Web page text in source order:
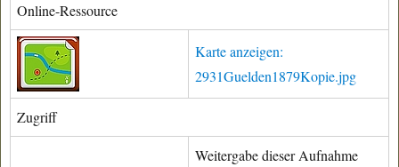
Online-Ressource
Karte anzeigen:
2931Guelden1879Kopie.jpg
Zugriff
Weitergabe dieser Aufnahme